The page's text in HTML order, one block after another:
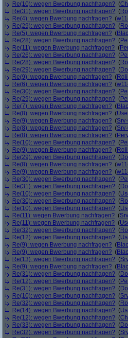
Re(10): wegen Bwerbung nachfragen? (
Re(31): wegen Bwerbung nachfragen? (
Re(4): wegen Bwerbung nachfragen? (
Re(29): wegen Bwerbung nachfragen? (
Re(5): wegen Bwerbung nachfragen? (
Re(28): wegen Bwerbung nachfragen? (
Re(11): wegen Bwerbung nachfragen? (
Re(26): wegen Bwerbung nachfragen? (
Re(28): wegen Bwerbung nachfragen? (
Re(29): wegen Bwerbung nachfragen? (
Re(9): wegen Bwerbung nachfragen? (
Re(6): wegen Bwerbung nachfragen? (
Re(30): wegen Bwerbung nachfragen? (
Re(29): wegen Bwerbung nachfragen? (
Re(7): wegen Bwerbung nachfragen? (
Re(8): wegen Bwerbung nachfragen? (
Re(9): wegen Bwerbung nachfragen? (
Re(8): wegen Bwerbung nachfragen? (
Re(8): wegen Bwerbung nachfragen? (
Re(10): wegen Bwerbung nachfragen? (
Re(9): wegen Bwerbung nachfragen? (
Re(29): wegen Bwerbung nachfragen? (
Re(8): wegen Bwerbung nachfragen? (
Re(9): wegen Bwerbung nachfragen? (
Re(30): wegen Bwerbung nachfragen? (
Re(31): wegen Bwerbung nachfragen? (
Re(10): wegen Bwerbung nachfragen? (
Re(30): wegen Bwerbung nachfragen? (
Re(10): wegen Bwerbung nachfragen? (
Re(11): wegen Bwerbung nachfragen? (
Re(11): wegen Bwerbung nachfragen? (
Re(32): wegen Bwerbung nachfragen? (
Re(12): wegen Bwerbung nachfragen? (
Re(9): wegen Bwerbung nachfragen? (
Re(9): wegen Bwerbung nachfragen? (
Re(13): wegen Bwerbung nachfragen? (
Re(9): wegen Bwerbung nachfragen? (
Re(31): wegen Bwerbung nachfragen? (
Re(12): wegen Bwerbung nachfragen? (
Re(31): wegen Bwerbung nachfragen? (
Re(10): wegen Bwerbung nachfragen? (
Re(32): wegen Bwerbung nachfragen? (
Re(14): wegen Bwerbung nachfragen? (
Re(12): wegen Bwerbung nachfragen? (
Re(33): wegen Bwerbung nachfragen? (
Re(32): wegen Bwerbung nachfragen? (